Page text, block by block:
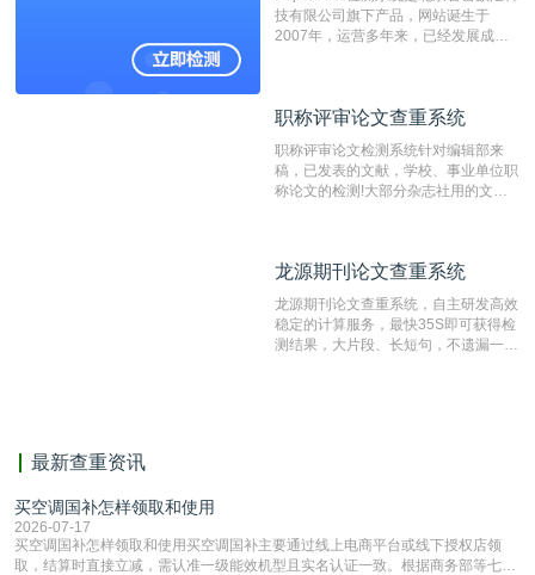
重的推荐系统。
技有限公司旗下产品，网站诞生于
2007年，运营多年来，已经发展成为
检测速度快、精度高，市场反映良好。
职称评审论文查重系统
职称评审论文检测系统针对编辑部来
稿，已发表的文献，学校、事业单位职
称论文的检测!大部分杂志社用的文献
编辑部检测来稿和已发表的文献,检测
测时注意填写第一作者,才能排除已发
表文献复制比。（限制字符数1万）
龙源期刊论文查重系统
龙源期刊论文查重系统，自主研发高效
稳定的计算服务，最快35S即可获得检
测结果，大片段、长短句，不遗漏一处
最新查重资讯
买空调国补怎样领取和使用
2026-07-17
买空调国补怎样领取和使用买空调国补主要通过线上电商平台或线下授权店领
取，结算时直接立减‌，需认准一级能效机型且实名认证一致。根据商务部等七部